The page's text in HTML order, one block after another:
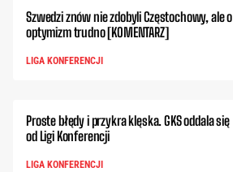
Szwedzi znów nie zdobyli Częstochowy, ale o
optymizm trudno [KOMENTARZ]
LIGA KONFERENCJI
Proste błędy i przykra klęska. GKS oddala się
od Ligi Konferencji
LIGA KONFERENCJI